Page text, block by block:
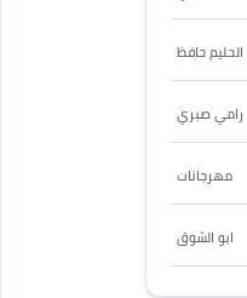
الحليم حافظ
رامي صبري
مهرجانات
ابو الشوق